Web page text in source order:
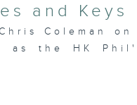
and Keys
Coleman
as the HK